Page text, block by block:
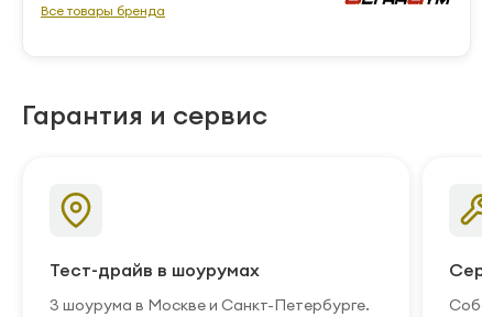
Все товары бренда
Гарантия и сервис
Тест-драйв в шоурумах
3 шоурума в Москве и Санкт-Петербурге.